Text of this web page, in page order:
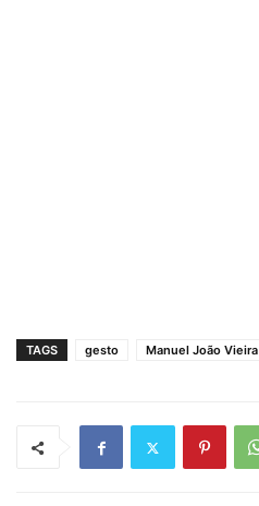
TAGS gesto Manuel João Vieira